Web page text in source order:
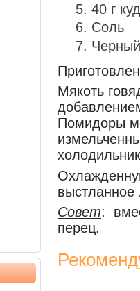
40 г
Соль
Мякоть
Помидоры
выстланное
Совет:
перец.